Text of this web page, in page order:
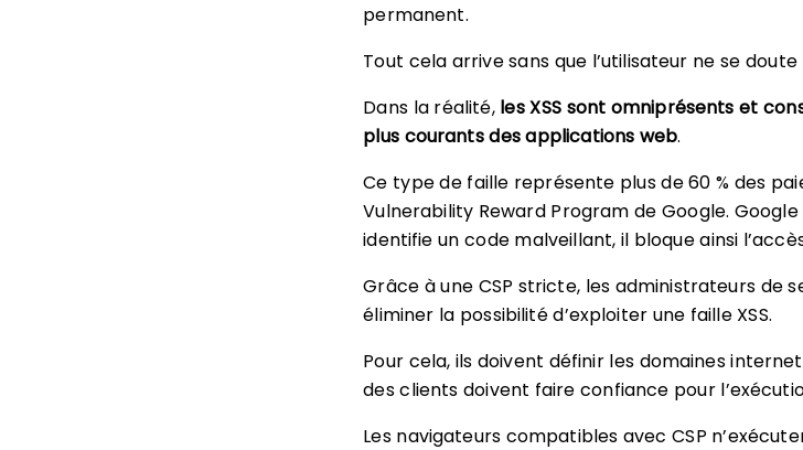
permanent.
Tout cela arrive sans que l’utilisateur ne se doute
Dans la réalité, les XSS sont omniprésents et
plus courants des applications web.
Ce type de faille représente plus de 60 % des
Vulnerability Reward Program de Google.
identifie un code malveillant, il bloque ainsi
Grâce à une CSP stricte, les administrateurs de
éliminer la possibilité d’exploiter une faille XSS.
Pour cela, ils doivent définir les domaines
des clients doivent faire confiance pour
Les navigateurs compatibles avec CSP